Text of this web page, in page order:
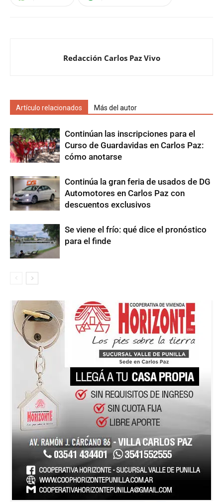
Redacción Carlos Paz Vivo
Artículo relacionados Más del autor
Continúan las inscripciones para el
Curso de Guardavidas en Carlos Paz:
cómo anotarse
Continúa la gran feria de usados de DG
Automotores en Carlos Paz con
descuentos exclusivos
Se viene el frío: qué dice el pronóstico
para el finde